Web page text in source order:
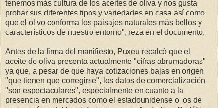
tenemos más cultura de los aceites de oliva y nos gusta
probar sus diferentes tipos y variedades en casa así como
que el olivo conforma los paisajes naturales más bellos y
característicos de nuestro entorno", reza en el documento.
Antes de la firma del manifiesto, Puxeu recalcó que el
aceite de oliva presenta actualmente "cifras abrumadoras"
ya que, a pesar de que haya cotizaciones bajas en origen
"que tienen que corregirse", los datos de comercialización
"son espectaculares", especialmente en cuanto a la
presencia en mercados como el estadounidense o los de